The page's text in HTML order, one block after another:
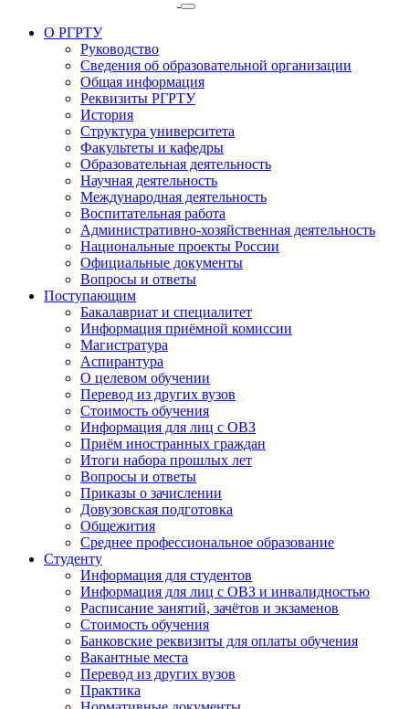
О РГРТУ
Руководство
Сведения об образовательной организации
Общая информация
Реквизиты РГРТУ
История
Структура университета
Факультеты и кафедры
Образовательная деятельность
Научная деятельность
Международная деятельность
Воспитательная работа
Административно-хозяйственная деятельность
Национальные проекты России
Официальные документы
Вопросы и ответы
Поступающим
Бакалавриат и специалитет
Информация приёмной комиссии
Магистратура
Аспирантура
О целевом обучении
Перевод из других вузов
Стоимость обучения
Информация для лиц с ОВЗ
Приём иностранных граждан
Итоги набора прошлых лет
Вопросы и ответы
Приказы о зачислении
Довузовская подготовка
Общежития
Среднее профессиональное образование
Студенту
Информация для студентов
Информация для лиц с ОВЗ и инвалидностью
Расписание занятий, зачётов и экзаменов
Стоимость обучения
Банковские реквизиты для оплаты обучения
Вакантные места
Перевод из других вузов
Практика